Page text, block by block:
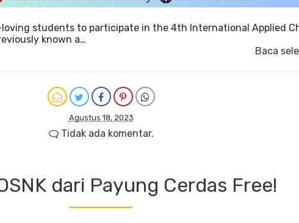
students to participate in the 4th International Applied
known a…
Baca
Agustus 18, 2023
Tidak ada komentar.
dari Payung Cerdas Free!